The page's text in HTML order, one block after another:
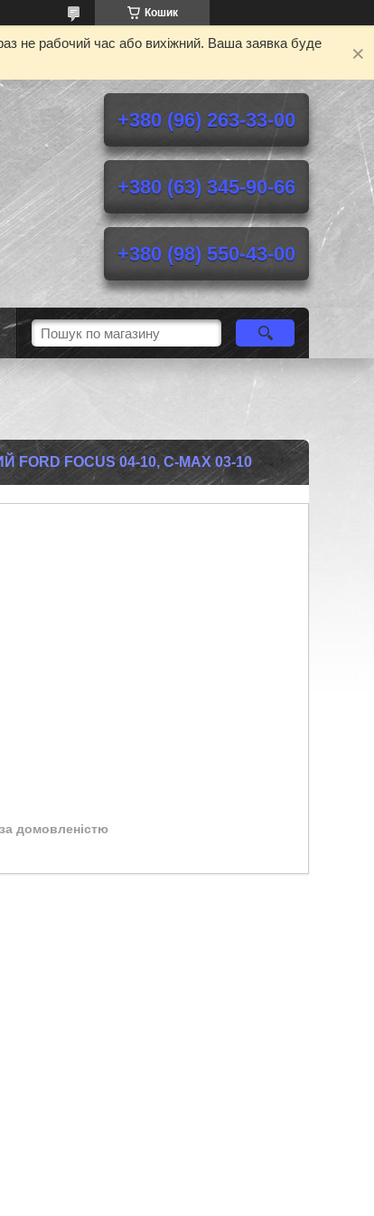
Кошик
не рабочий час або вихіжний. Ваша заявка буде
+380 (96) 263-33-00
+380 (63) 345-90-66
+380 (98) 550-43-00
FOCUS 04-10, C-MAX 03-10
за домовленістю